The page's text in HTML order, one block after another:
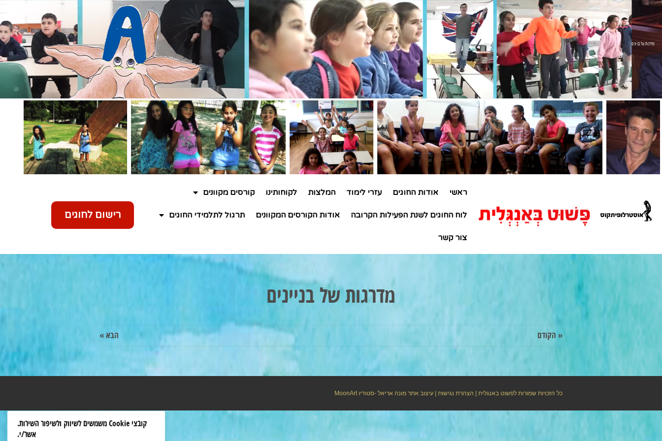
מדרגות של בניינים
ראשי אודות החוגים עזרי לימוד המלצות לקוחותינו קורסים מקוונים
לוח החוגים לשנת הפעילות הקרובה אודות הקורסים המקוונים תרגול לתלמידי החוגים
צור קשר
רישום לחוגים
מדרגות של בניינים
« הקודם הבא »
כל הזכויות שמורות לפשוט באנגלית | הצהרת נגישות | עיצוב אתר מונה אריאל -סטודיוMoonArt
קובצי Cookie משמשים לשיווק ולשיפור השירות.
אשר/י.